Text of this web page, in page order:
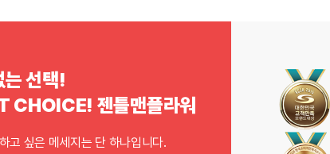
는 선택!
CHOICE! 젠틀맨플라워
고 싶은 메세지는 단 하나입니다.